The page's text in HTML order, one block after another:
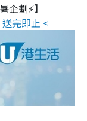
企劃⚡】
完即止 <